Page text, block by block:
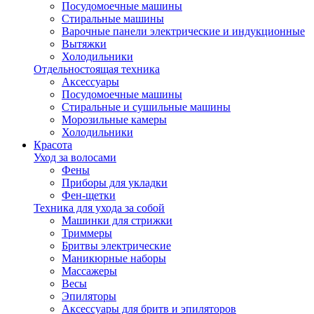
Посудомоечные машины
Стиральные машины
Варочные панели электрические и индукционные
Вытяжки
Холодильники
Отдельностоящая техника
Аксессуары
Посудомоечные машины
Стиральные и сушильные машины
Морозильные камеры
Холодильники
Красота
Уход за волосами
Фены
Приборы для укладки
Фен-щетки
Техника для ухода за собой
Машинки для стрижки
Триммеры
Бритвы электрические
Маникюрные наборы
Массажеры
Весы
Эпиляторы
Аксессуары для бритв и эпиляторов